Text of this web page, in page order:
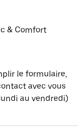
& Comfort
le formulaire,
avec vous
au vendredi)